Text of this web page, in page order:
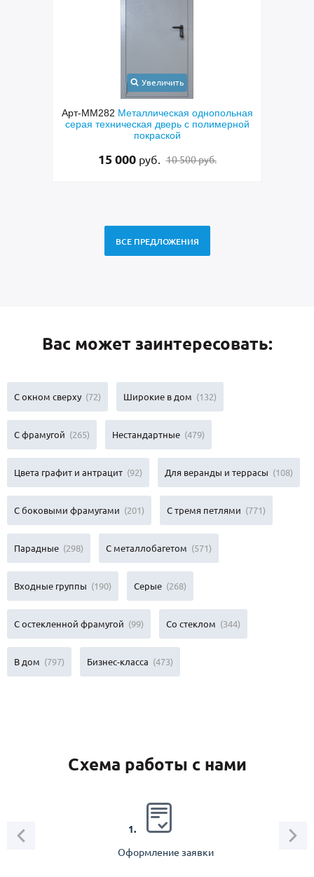
Увеличить
Арт-ММ278Металлическая коричневая
техническая дверь
ВСЕ ПРЕДЛОЖЕНИЯ
Вас может заинтересовать:
С окном сверху (72) Широкие в дом (132)
С фрамугой (265) Нестандартные (479)
Цвета графит и антрацит (92) Для веранды и террасы (108)
С боковыми фрамугами (201) С тремя петлями (771)
Парадные (298) С металлобагетом (571)
Входные группы (190) Серые (268)
С остекленной фрамугой (99) Со стеклом (344)
В дом (797) Бизнес-класса (473)
Схема работы с нами
1.
Оформление заявки